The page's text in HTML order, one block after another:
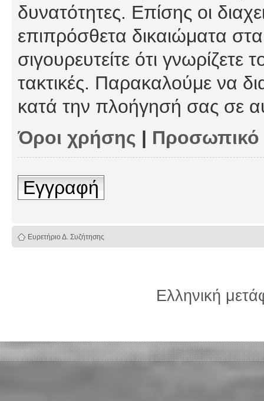
δυνατότητες. Επίσης οι
επιπρόσθετα δικαιώματα
σιγουρευτείτε ότι γνωρίζετε
τακτικές. Παρακαλούμε να
κατά την πλοήγησή σας σε
Όροι χρήσης |
Εγγραφή
Ευρετήριο Δ. Συζήτησης
Ελληνική